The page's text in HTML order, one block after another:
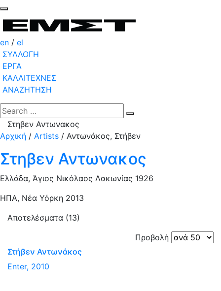
en / el
ΣΥΛΛΟΓΗ
ΕΡΓΑ
ΚΑΛΛΙΤΕΧΝΕΣ
ΑΝΑΖΗΤΗΣΗ
Στηβεν Αντωνακος
Αρχική / Artists / Αντωνάκος, Στήβεν
Στηβεν Αντωνακος
Ελλάδα, Άγιος Νικόλαος Λακωνίας 1926
ΗΠΑ, Νέα Υόρκη 2013
Αποτελέσματα (13)
Προβολή
Στήβεν Αντωνάκος
Enter, 2010